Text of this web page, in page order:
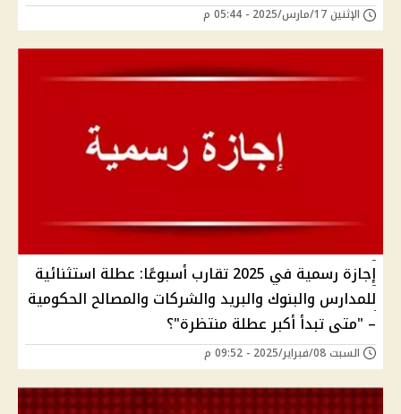
الإثنين 17/مارس/2025 - 05:44 م
إجازة رسمية في 2025 تقارب أسبوعًا: عطلة استثنائية
للمدارس والبنوك والبريد والشركات والمصالح الحكومية
– "متى تبدأ أكبر عطلة منتظرة"؟
السبت 08/فبراير/2025 - 09:52 م